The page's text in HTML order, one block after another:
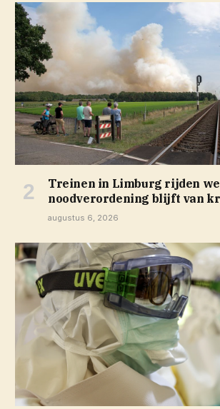
Treinen in Limburg rijden
noodverordening blijft van
augustus 6, 2026